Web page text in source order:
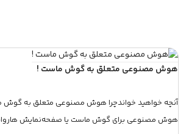
هوش مصنوعی متعلق به گوش ماست !
آنچه خواهید خواندچرا هوش مصنوعی متعلق به گوش
هوش مصنوعی برای گوش ماست یا صفحه‌نمایش‌